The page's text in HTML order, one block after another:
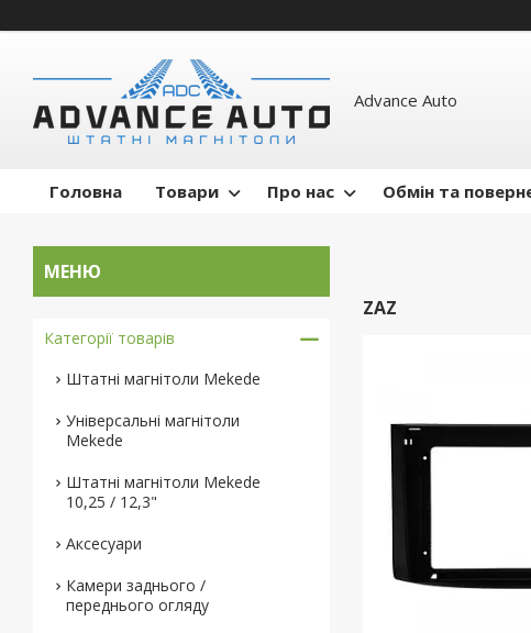
Advance Auto
Головна Товари Про нас Обмін та
ZAZ
Категорії товарів
Штатні магнітоли Mekede
Універсальні магнітоли
Mekede
Штатні магнітоли Mekede
10,25 / 12,3"
Аксесуари
Камери заднього /
переднього огляду